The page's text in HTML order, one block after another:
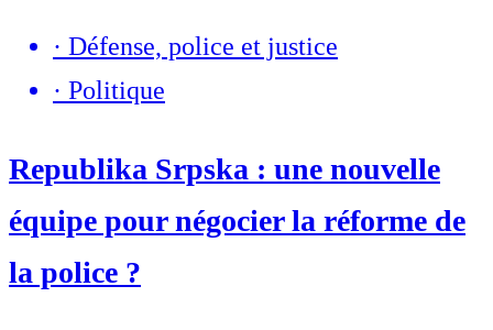
· Défense, police et justice
· Politique
Republika Srpska : une nouvelle
équipe pour négocier la réforme de
la police ?